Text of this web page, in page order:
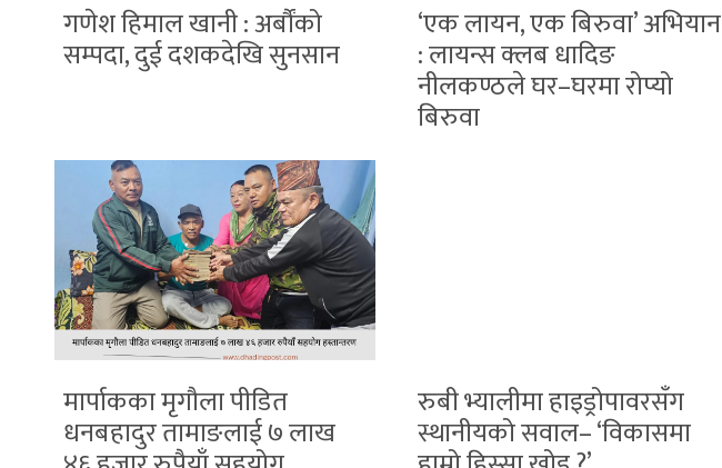
गणेश हिमाल खानी : अर्बौंको
सम्पदा, दुई दशकदेखि सुनसान
‘एक लायन, एक बिरुवा’ अभियान
: लायन्स क्लब धादिङ
नीलकण्ठले घर–घरमा रोप्यो
बिरुवा
मार्पाकका मृगौला पीडित
धनबहादुर तामाङलाई ७ लाख
रुबी भ्यालीमा हाइड्रोपावरसँग
स्थानीयको सवाल– ‘विकासमा